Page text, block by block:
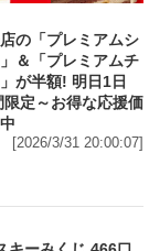
の「プレミアムシ
＆「プレミアムチ
が半額! 明日1日
定～お得な応援価
[2026/3/31 20:00:07]